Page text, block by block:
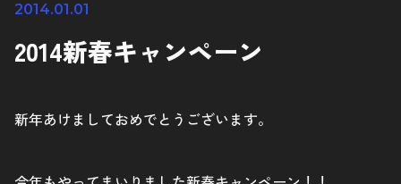
2014.01.01
2014新春キャンペーン
新年あけましておめでとうございます。